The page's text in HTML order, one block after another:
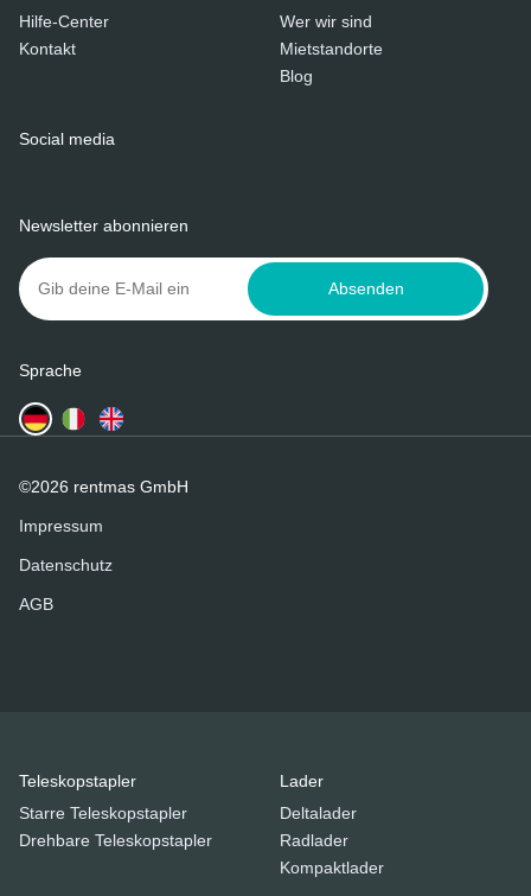
Hilfe-Center
Kontakt
Wer wir sind
Mietstandorte
Blog
Social media
Newsletter abonnieren
Absenden
Sprache
Teleskopstapler
Starre Teleskopstapler
Drehbare Teleskopstapler
Lader
Deltalader
Radlader
Kompaktlader
©2026 rentmas GmbH
Impressum
Datenschutz
AGB